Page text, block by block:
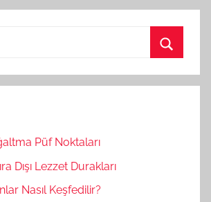
r
Püf Noktaları
Dışı Lezzet Durakları
Nasıl Keşfedilir?